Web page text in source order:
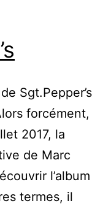
Sgt.Pepper’s
forcément,
2017, la
de Marc
l’album
termes, il